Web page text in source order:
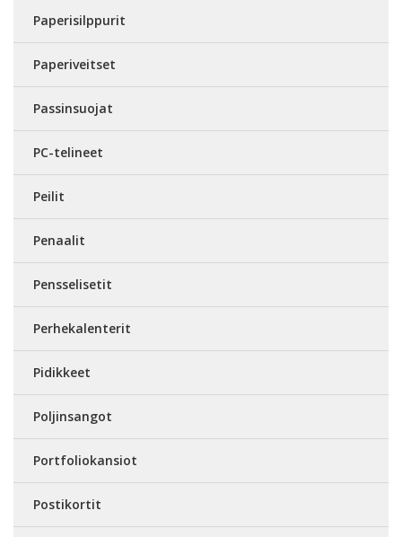
Paperisilppurit
Paperiveitset
Passinsuojat
PC-telineet
Peilit
Penaalit
Pensselisetit
Perhekalenterit
Pidikkeet
Poljinsangot
Portfoliokansiot
Postikortit